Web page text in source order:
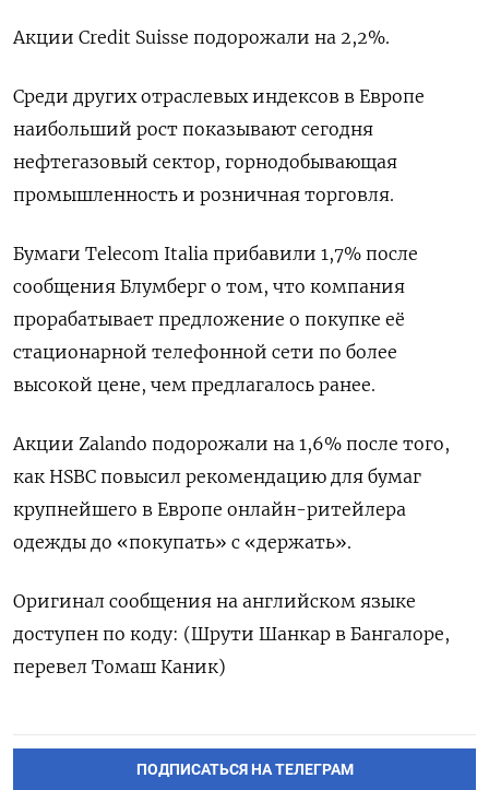
Акции Credit Suisse подорожали на 2,2%.
Среди других отраслевых индексов в Европе
наибольший рост показывают сегодня
нефтегазовый сектор, горнодобывающая
промышленность и розничная торговля.
Бумаги Telecom Italia прибавили 1,7% после
сообщения Блумберг о том, что компания
прорабатывает предложение о покупке её
стационарной телефонной сети по более
высокой цене, чем предлагалось ранее.
Акции Zalando подорожали на 1,6% после того,
как HSBC повысил рекомендацию для бумаг
крупнейшего в Европе онлайн-ритейлера
одежды до «покупать» с «держать».
Оригинал сообщения на английском языке
доступен по коду: (Шрути Шанкар в Бангалоре,
перевел Томаш Каник)
ПОДПИСАТЬСЯ НА ТЕЛЕГРАМ